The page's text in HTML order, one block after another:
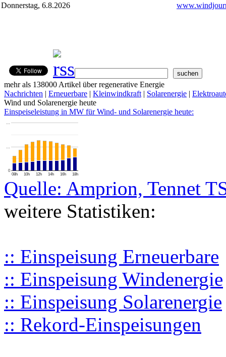
Donnerstag, 6.8.2026
mehr als 138000 Artikel über regenerative Energie
Nachrichten | Erneuerbare | Kleinwindkraft | Solarenergie |
Wind und Solarenergie heute
Einspeiseleistung in MW für Wind- und Solarenergie heute:
08h 10h 12h 14h 16h 18h
0
…
…
Quelle: Amprion, Tennet
weitere Statistiken:
:: Einspeisung Erneuerbare
:: Einspeisung Windenergie
:: Einspeisung Solarenergie
:: Rekord-Einspeisungen